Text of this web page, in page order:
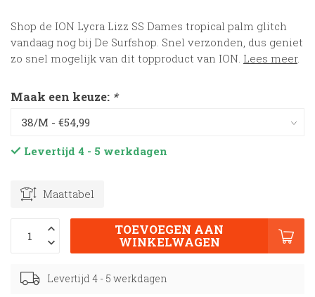
Shop de ION Lycra Lizz SS Dames tropical palm glitch
vandaag nog bij De Surfshop. Snel verzonden, dus geniet
zo snel mogelijk van dit topproduct van ION. Lees meer.
Maak een keuze: *
Levertijd 4 - 5 werkdagen
Maattabel
TOEVOEGEN AAN
WINKELWAGEN
Levertijd 4 - 5 werkdagen